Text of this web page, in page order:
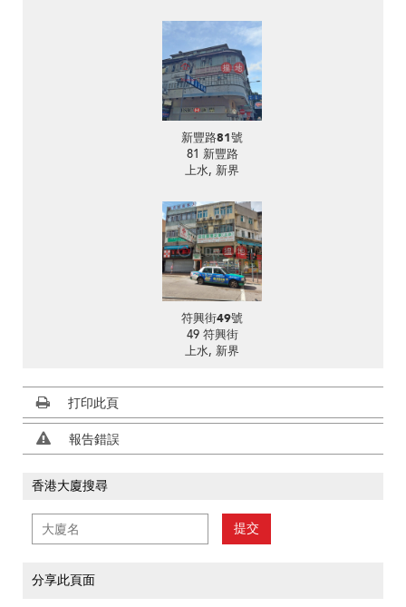
新豐路81號
81 新豐路
上水, 新界
符興街49號
49 符興街
上水, 新界
打印此頁
報告錯誤
香港大廈搜尋
提交
分享此頁面